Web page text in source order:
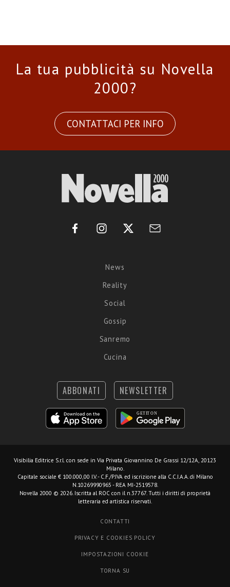
La tua pubblicità su Novella
2000?
CONTATTACI PER INFO
News
Reality
Social
Gossip
Sanremo
Cucina
ABBONATI NEWSLETTER
Visibilia Editrice S.r.l. con sede in Via Privata Giovannino De Grassi 12/12A, 20123
Milano.
Capitale sociale € 100.000,00 I.V. - C.F./P.IVA ed iscrizione alla C.C.I.A.A. di Milano
N.10269990965 - REA MI-2519578.
Novella 2000 © 2026. Iscritta al ROC con il n.37767. Tutti i diritti di proprietà
letteraria ed artistica riservati.
CONTATTI
PRIVACY E COOKIES POLICY
IMPOSTAZIONI COOKIE
TORNA SU